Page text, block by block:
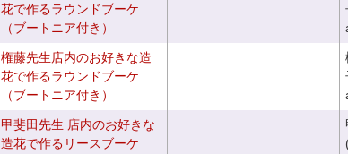
花で作るラウンドブーケ
（ブートニア付き）
権藤先生店内のお好きな造
花で作るラウンドブーケ
（ブートニア付き）
甲斐田先生 店内のお好きな
造花で作るリースブーケ